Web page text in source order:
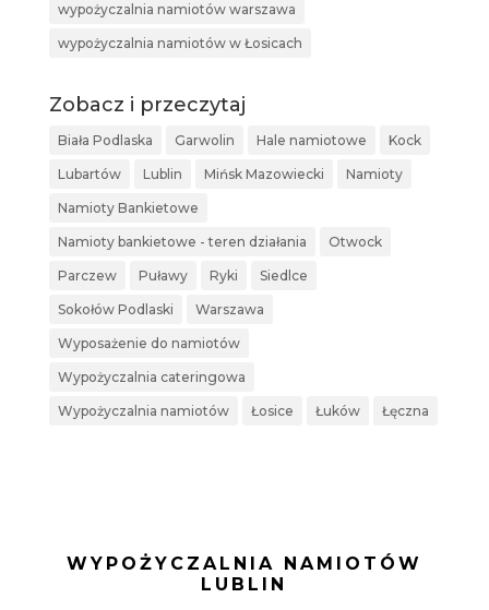
wypożyczalnia namiotów warszawa
wypożyczalnia namiotów w Łosicach
Zobacz i przeczytaj
Biała Podlaska Garwolin Hale namiotowe Kock
Lubartów Lublin Mińsk Mazowiecki Namioty
Namioty Bankietowe
Namioty bankietowe - teren działania Otwock
Parczew Puławy Ryki Siedlce
Sokołów Podlaski Warszawa
Wyposażenie do namiotów
Wypożyczalnia cateringowa
Wypożyczalnia namiotów Łosice Łuków Łęczna
WYPOŻYCZALNIA NAMIOTÓW
LUBLIN